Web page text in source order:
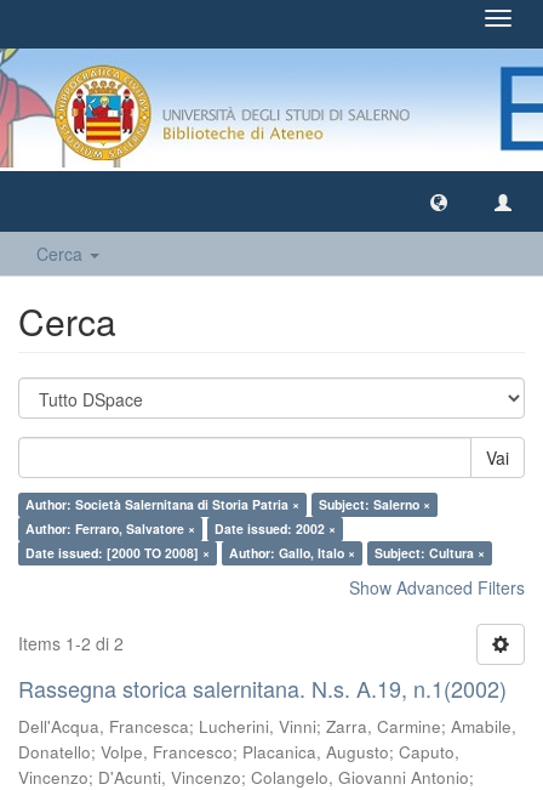
Cerca
Cerca
Vai
Author: Società Salernitana di Storia Patria ×
Subject: Salerno ×
Author: Ferraro, Salvatore ×
Date issued: 2002 ×
Date issued: [2000 TO 2008] ×
Author: Gallo, Italo × Subject: Cultura ×
Show Advanced Filters
Items 1-2 di 2
Rassegna storica salernitana. N.s. A.19, n.1(2002)
Dell'Acqua, Francesca; Lucherini, Vinni; Zarra, Carmine; Amabile,
Donatello; Volpe, Francesco; Placanica, Augusto; Caputo,
Vincenzo; D'Acunti, Vincenzo; Colangelo, Giovanni Antonio;